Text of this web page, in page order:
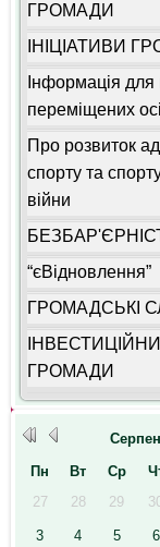
ГРОМАДИ
ІНІЦІАТИВИ
Інформація
переміщених
Про розвиток
спорту та
війни
“єВідновлення”
ГРОМАДСЬКІ
ГРОМАДИ
Пн
Вт Ср
27
28 29
3 4 5 6